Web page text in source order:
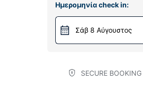
Ημερομηνία check in:
Σάβ 8 Αύγουστος
SECURE